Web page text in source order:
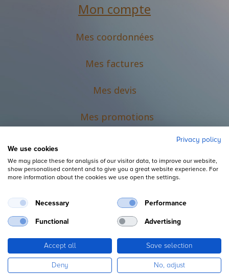
Mon compte
Mes coordonnées
Mes factures
Mes devis
Mes promotions
Mentions légales
Copyright © L'Espace du Petit Futé
Fourni par
, le n°1Open Source eCommerce
Privacy policy
We use cookies
We may place these for analysis of our visitor data, to improve our website,
show personalised content and to give you a great website experience. For
more information about the cookies we use open the settings.
Necessary Performance
Functional Advertising
Accept all Save selection
Deny No, adjust